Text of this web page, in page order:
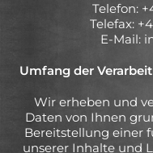
Telefon:
Telefax:
E-Mail:
Umfang der
Wir erheben und
Daten von Ihnen
Bereitstellung einer
unserer Inhalte und